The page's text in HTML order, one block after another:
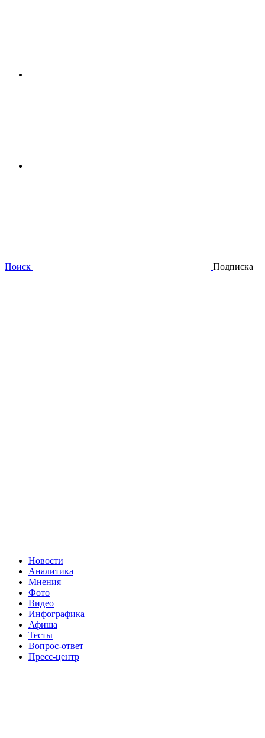
Поиск Подписка
Новости
Аналитика
Мнения
Фото
Видео
Инфографика
Афиша
Тесты
Вопрос-ответ
Пресс-центр